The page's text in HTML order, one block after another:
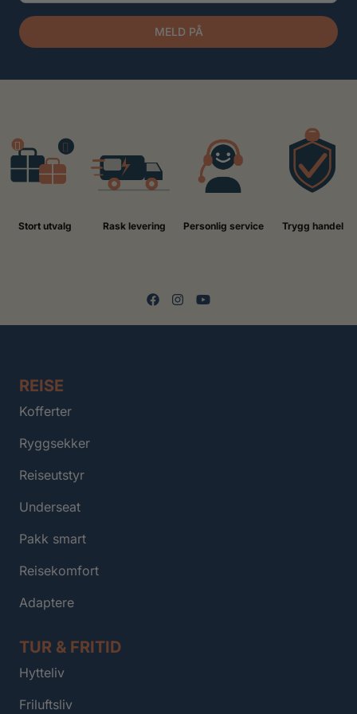
MELD PÅ
Stort utvalg Rask levering Personlig service Trygg handel
REISE
Kofferter
Ryggsekker
Reiseutstyr
Underseat
Pakk smart
Reisekomfort
Adaptere
TUR & FRITID
Hytteliv
Friluftsliv